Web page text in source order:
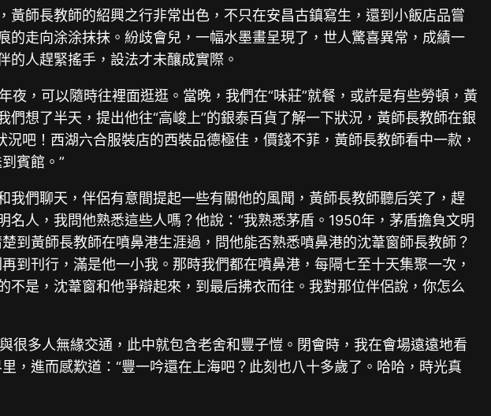
師長教師的紹興之行非常出色，不只在安昌古鎮寫生，還到小飯店品嘗
走向涂涂抹抹。紛歧會兒，一幅水墨畫呈現了，世人驚喜異常，成績一
人趕緊搖手，設法才未釀成實際。
，可以隨時往裡面逛逛。當晚，我們在“味莊”就餐，或許是有些勞頓，黃
想了半天，提出他往“高峻上”的銀泰百貨了解一下狀況，黃師長教師在銀
吧！西湖六合服裝店的西裝品德極佳，價錢不菲，黃師長教師看中一款，
賓館。”
們聊天，伴侶有意間提起一些有關他的風聞，黃師長教師聽后笑了，趕
人，我問他熟悉這些人嗎？他說：“我熟悉茅盾。1950年，茅盾擔負文明
到黃師長教師在噴鼻港生涯過，問他能否熟悉噴鼻港的沈葦窗師長教師？
到刊行，滿是他一小我。那時我們都在噴鼻港，每隔七至十天集聚一次，
是，沈葦窗和他爭辯起來，到最后拂衣而往。我對那位伴侶說，你怎么
很多人無緣交通，此中就包含老舍和豐子愷。閉會時，我在會場遠遠地看
，進而感歎道：“豐一吟還在上海吧？此刻也八十多歲了。哈哈，時光真